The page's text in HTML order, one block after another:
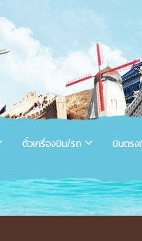
ตั๋วเครื่องบิน/รถ บินตรง